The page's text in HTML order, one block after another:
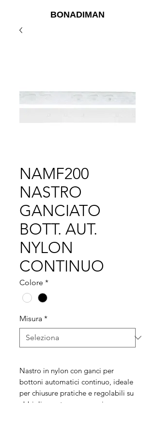
BONADIMAN
NAMF200
NASTRO
GANCIATO
BOTT. AUT.
NYLON
CONTINUO
Colore *
Misura *
Nastro in nylon con ganci per
bottoni automatici continuo, ideale
per chiusure pratiche e regolabili su
abbigliamento e accessori.